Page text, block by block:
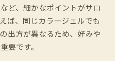
ど、細かなポイントがサロ
ば、同じカラージェルでも
出方が異なるため、好みや
要です。